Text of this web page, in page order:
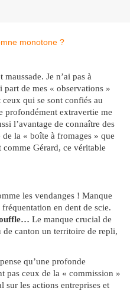
Je n’ai pas à
de mes « observations »
qui se sont confiés au
profondément extravertie me
l’avantage de connaître des
la « boîte à fromages » que
comme Gérard, ce véritable
les vendanges ! Manque
en dent de scie.
Le manque crucial de
canton un territoire de repli,
qu’une profonde
pas ceux de la « commission »
sur les actions entreprises et